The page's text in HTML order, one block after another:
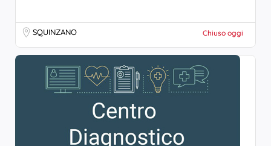
SQUINZANO Chiuso oggi